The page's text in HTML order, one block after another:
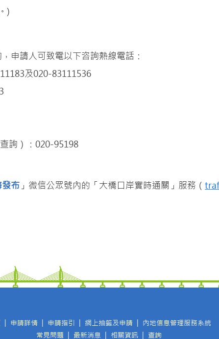
)
申請人可致電以下咨詢熱線電話：
及020-83111536
詢）：020-95198
發布 」微信公眾號內的「大橋口岸實時通關」服務（
申請詳情 申請指引 網上抽籤及申請
內地信息管理服務系統
常見問題
最新消息 相關資訊 查詢